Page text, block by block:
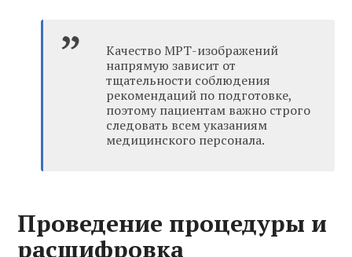
Качество МРТ-изображений
напрямую зависит от
тщательности соблюдения
рекомендаций по подготовке,
поэтому пациентам важно строго
следовать всем указаниям
медицинского персонала.
Проведение процедуры и
расшифровка